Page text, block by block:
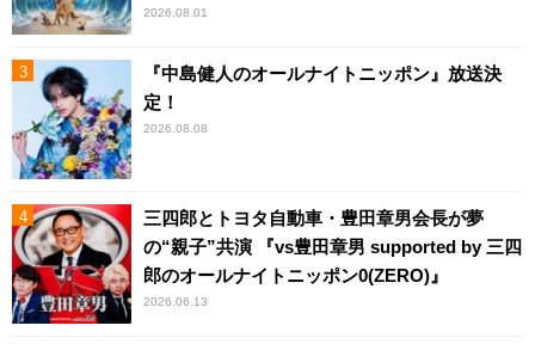
2026.08.01
『中島健人のオールナイトニッポン』放送決
定！
2026.08.08
三四郎とトヨタ自動車・豊田章男会長が夢
の“親子”共演 『vs豊田章男 supported by 三四
郎のオールナイトニッポン0(ZERO)』
2026.06.13